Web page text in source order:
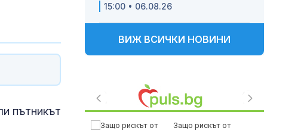
пътникът
15:00 • 06.08.26
ВИЖ ВСИЧКИ НОВИНИ
Защо рискът от